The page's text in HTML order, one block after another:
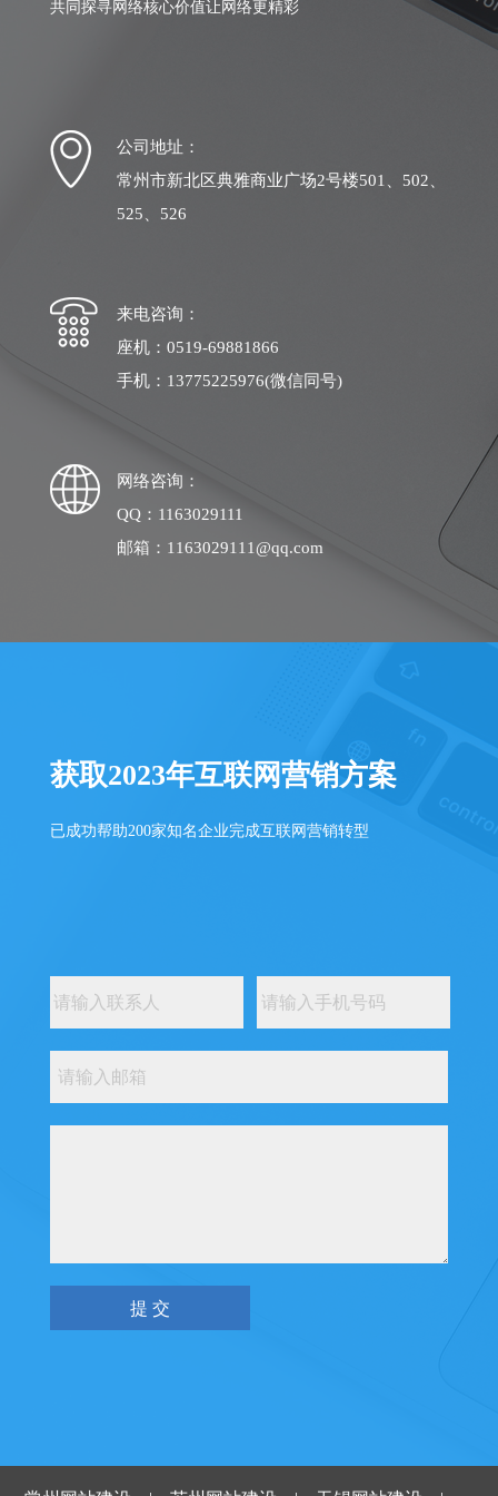
共同探寻网络核心价值让网络更精彩
公司地址：
常州市新北区典雅商业广场2号楼501、502、
525、526
来电咨询：
座机：0519-69881866
手机：13775225976(微信同号)
网络咨询：
QQ：1163029111
邮箱：1163029111@qq.com
获取2023年互联网营销方案
已成功帮助200家知名企业完成互联网营销转型